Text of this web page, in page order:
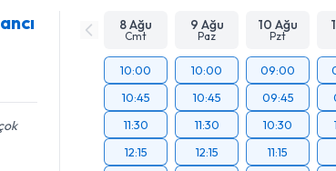
8 Ağu
Cmt
9 Ağu
Paz
10 Ağu
Pzt
10:00
10:45
11:30
12:15
10:00
10:45
11:30
12:15
09:00
09:45
10:30
11:15